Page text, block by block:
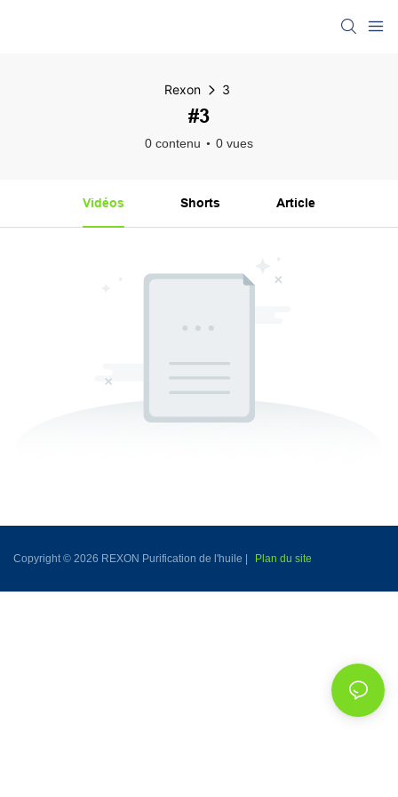
Rexon 3
#3
0 contenu 0 vues
Vidéos Shorts Article
Copyright © 2026 REXON Purification de l'huile | Plan du site